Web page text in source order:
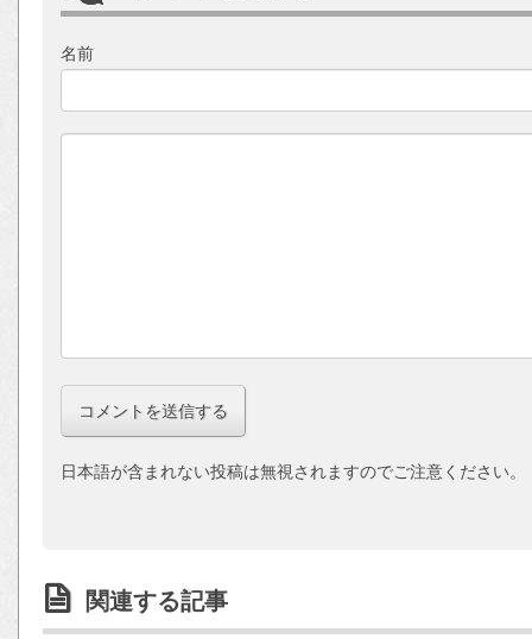
名前
日本語が含まれない投稿は無視されますのでご注意ください
関連する記事